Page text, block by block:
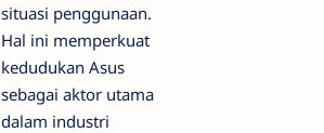
situasi penggunaan.
Hal ini memperkuat
kedudukan Asus
sebagai aktor utama
dalam industri